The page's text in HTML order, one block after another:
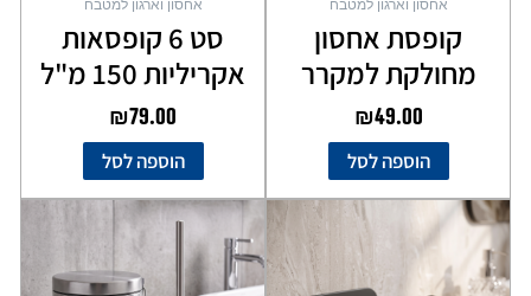
אחסון וארגון למטבח
קופסת אחסון
מחולקת למקרר
₪49.00
הוספה לסל
אחסון וארגון למטבח
סט 6 קופסאות
אקריליות 150 מ"ל
₪79.00
הוספה לסל